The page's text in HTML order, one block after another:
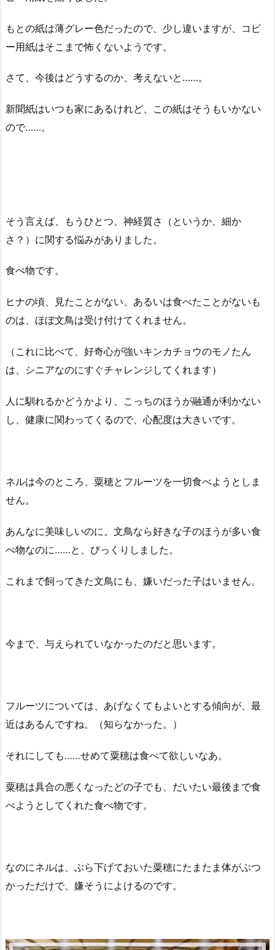
もとの紙は薄グレー色だったので、少し違いますが、コピ
ー用紙はそこまで怖くないようです。
さて、今後はどうするのか、考えないと……。
新聞紙はいつも家にあるけれど、この紙はそうもいかない
ので……。
そう言えば、もうひとつ、神経質さ（というか、細か
さ？）に関する悩みがありました。
食べ物です。
ヒナの頃、見たことがない、あるいは食べたことがないも
のは、ほぼ文鳥は受け付けてくれません。
（これに比べて、好奇心が強いキンカチョウのモノたん
は、シニアなのにすぐチャレンジしてくれます）
人に馴れるかどうかより、こっちのほうが融通が利かない
し、健康に関わってくるので、心配度は大きいです。
ネルは今のところ、粟穂とフルーツを一切食べようとしま
せん。
あんなに美味しいのに。文鳥なら好きな子のほうが多い食
べ物なのに……と、びっくりしました。
これまで飼ってきた文鳥にも、嫌いだった子はいません。
今まで、与えられていなかったのだと思います。
フルーツについては、あげなくてもよいとする傾向が、最
近はあるんですね。（知らなかった。）
それにしても……せめて粟穂は食べて欲しいなあ。
粟穂は具合の悪くなったどの子でも、だいたい最後まで食
べようとしてくれた食べ物です。
なのにネルは、ぶら下げておいた粟穂にたまたま体がぶつ
かっただけで、嫌そうによけるのです。